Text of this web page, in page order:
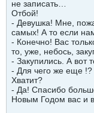
не записать…
Отбой!
- Девушка! Мне,
самых! А то если
- Конечно! Вас
то, уже, небось,
- Закупились. А вот
- Для чего же еще !?
Хватит?
- Да! Спасибо
Новым Годом вас и